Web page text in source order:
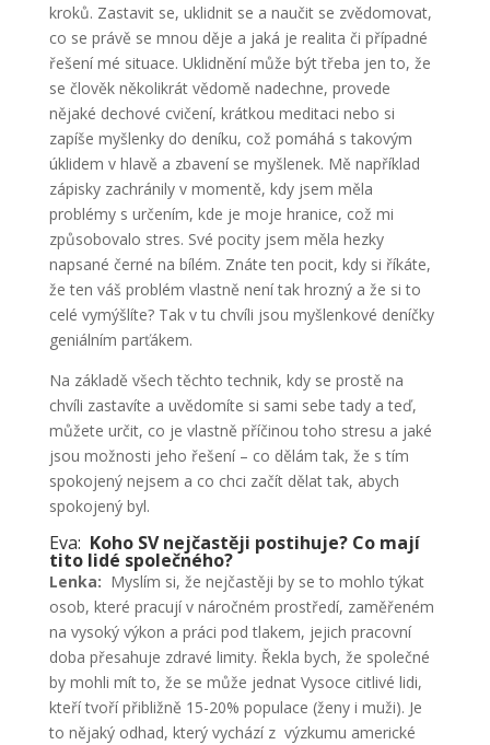
kroků. Zastavit se, uklidnit se a naučit se zvědomovat,
co se právě se mnou děje a jaká je realita či případné
řešení mé situace. Uklidnění může být třeba jen to, že
se člověk několikrát vědomě nadechne, provede
nějaké dechové cvičení, krátkou meditaci nebo si
zapíše myšlenky do deníku, což pomáhá s takovým
úklidem v hlavě a zbavení se myšlenek. Mě například
zápisky zachránily v momentě, kdy jsem měla
problémy s určením, kde je moje hranice, což mi
způsobovalo stres. Své pocity jsem měla hezky
napsané černé na bílém. Znáte ten pocit, kdy si říkáte,
že ten váš problém vlastně není tak hrozný a že si to
celé vymýšlíte? Tak v tu chvíli jsou myšlenkové deníčky
geniálním parťákem.
Na základě všech těchto technik, kdy se prostě na
chvíli zastavíte a uvědomíte si sami sebe tady a teď,
můžete určit, co je vlastně příčinou toho stresu a jaké
jsou možnosti jeho řešení – co dělám tak, že s tím
spokojený nejsem a co chci začít dělat tak, abych
spokojený byl.
Eva: Koho SV nejčastěji postihuje? Co mají
tito lidé společného?
Lenka: Myslím si, že nejčastěji by se to mohlo týkat
osob, které pracují v náročném prostředí, zaměřeném
na vysoký výkon a práci pod tlakem, jejich pracovní
doba přesahuje zdravé limity. Řekla bych, že společné
by mohli mít to, že se může jednat Vysoce citlivé lidi,
kteří tvoří přibližně 15-20% populace (ženy i muži). Je
to nějaký odhad, který vychází z výzkumu americké